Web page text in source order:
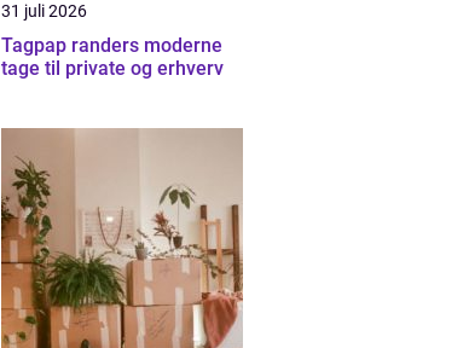
31 juli 2026
Tagpap randers moderne
tage til private og erhverv